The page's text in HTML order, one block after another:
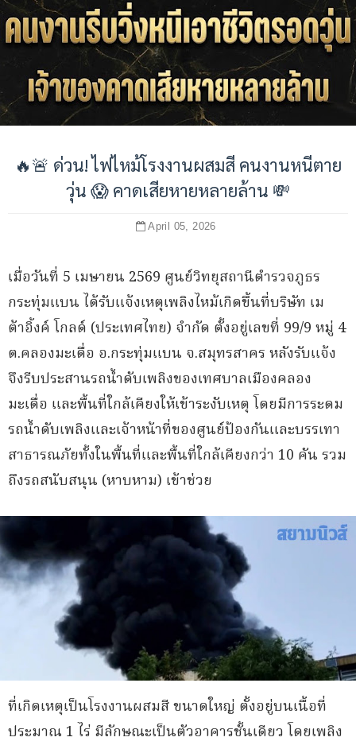
🔥🚨 ด่วน! ไฟไหม้โรงงานผสมสี คนงานหนีตาย
วุ่น 😱 คาดเสียหายหลายล้าน 💸
April 05, 2026
เมื่อวันที่ 5 เมษายน 2569 ศูนย์วิทยุสถานีตำรวจภูธร
กระทุ่มแบน ได้รับแจ้งเหตุเพลิงไหม้เกิดขึ้นที่บริษัท เม
ต้าอิ้งค์ โกลด์ (ประเทศไทย) จำกัด ตั้งอยู่เลขที่ 99/9 หมู่ 4
ต.คลองมะเดื่อ อ.กระทุ่มแบน จ.สมุทรสาคร หลังรับแจ้ง
จึงรีบประสานรถน้ำดับเพลิงของเทศบาลเมืองคลอง
มะเดื่อ และพื้นที่ใกล้เคียงให้เข้าระงับเหตุ โดยมีการระดม
รถน้ำดับเพลิงและเจ้าหน้าที่ของศูนย์ป้องกันและบรรเทา
สาธารณภัยทั้งในพื้นที่และพื้นที่ใกล้เคียงกว่า 10 คัน รวม
ถึงรถสนับสนุน (หาบหาม) เข้าช่วย
ที่เกิดเหตุเป็นโรงงานผสมสี ขนาดใหญ่ ตั้งอยู่บนเนื้อที่
ประมาณ 1 ไร่ มีลักษณะเป็นตัวอาคารชั้นเดียว โดยเพลิง